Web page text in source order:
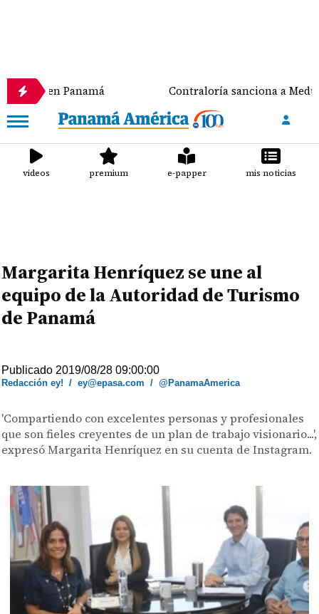
Panamá Contraloría sanciona a Meduca y a
videos premium e-papper mis noticias
Margarita Henríquez se une al
equipo de la Autoridad de Turismo
de Panamá
Publicado 2019/08/28 09:00:00
Redacción ey! /ey@epasa.com /@PanamaAmerica
'Compartiendo con excelentes personas y profesionales
que son fieles creyentes de un plan de trabajo visionario...',
expresó Margarita Henríquez en su cuenta de Instagram.